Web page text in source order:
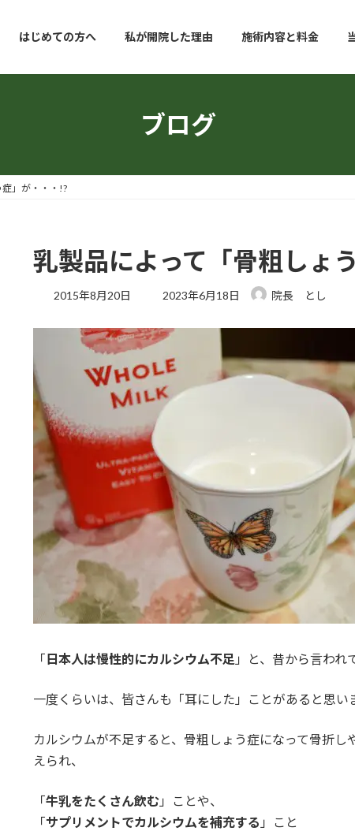
はじめての方へ 私が開院した理由 施術内容と料金
ブログ
」が・・・!?
乳製品によって「骨粗しょ
2015年8月20日
最
新
日
時
:
2023年6月18日 院長 とし
「 日本人は慢性的にカルシウム不足 」と、昔から言われ
一度くらいは、皆さんも「耳にした」ことがあると思い
カルシウムが不足すると、骨粗しょう症になって骨折
えられ、
「牛乳をたくさん飲む」ことや、
「サプリメントでカルシウムを補充する 」こと